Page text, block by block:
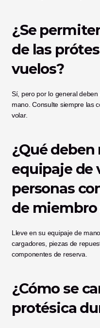
¿Se
de las
vuelos?
Sí, pero por lo general
mano. Consulte siempre las
volar.
¿Qué
equipaje de
personas
de miembro
Lleve en su equipaje de
cargadores, piezas de
componentes de reserva.
¿Cómo se
protésica